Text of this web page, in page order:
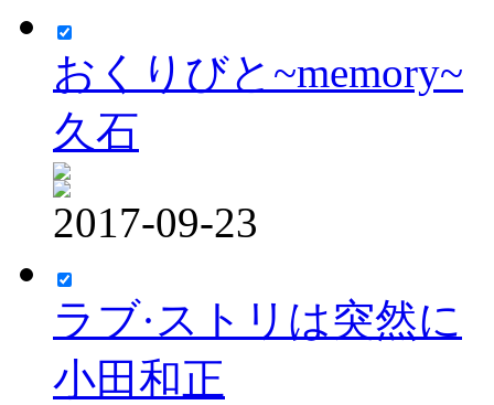
おくりびと~memory~
久石
2017-09-23
ラブ·ストリは突然に
小田和正